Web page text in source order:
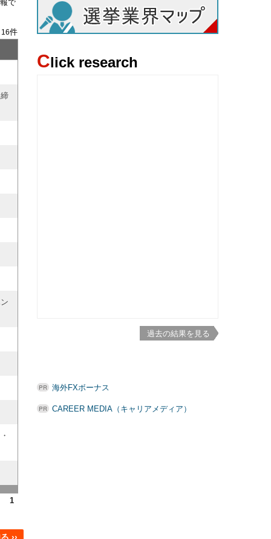
で
16件
1
Click research
過去の結果を見る
海外FXボーナス
CAREER MEDIA（キャリアメディア）